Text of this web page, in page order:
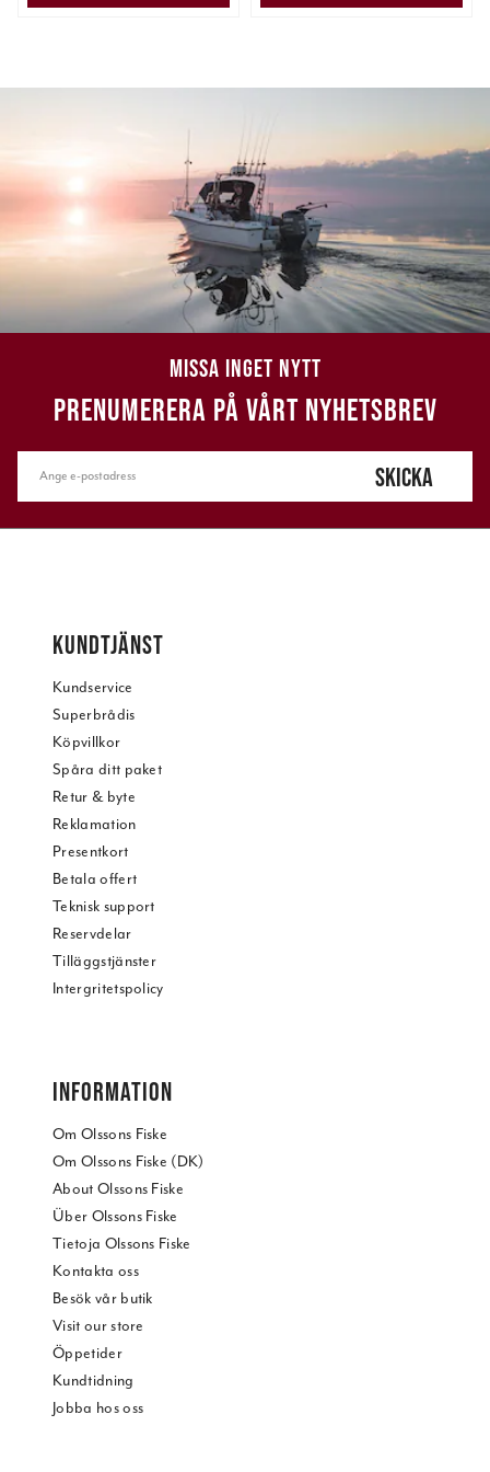
MISSA INGET NYTT
PRENUMERERA PÅ VÅRT NYHETSBREV
SKICKA
KUNDTJÄNST
Kundservice
Superbrådis
Köpvillkor
Spåra ditt paket
Retur & byte
Reklamation
Presentkort
Betala offert
Teknisk support
Reservdelar
Tilläggstjänster
Intergritetspolicy
INFORMATION
Om Olssons Fiske
Om Olssons Fiske (DK)
About Olssons Fiske
Über Olssons Fiske
Tietoja Olssons Fiske
Kontakta oss
Besök vår butik
Visit our store
Öppetider
Kundtidning
Jobba hos oss